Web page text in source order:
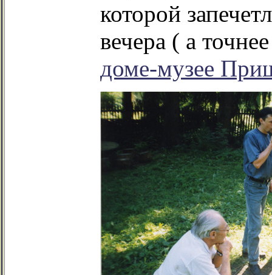
которой
вечера ( а
доме-музее